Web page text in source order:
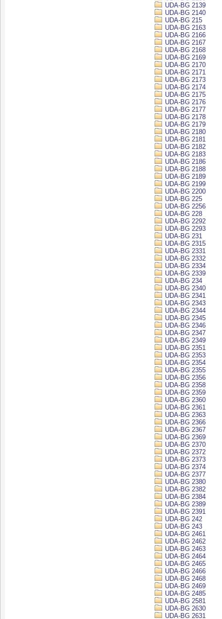
UDA-BG 2139
UDA-BG 2140
UDA-BG 215
UDA-BG 2163
UDA-BG 2166
UDA-BG 2167
UDA-BG 2168
UDA-BG 2169
UDA-BG 2170
UDA-BG 2171
UDA-BG 2173
UDA-BG 2174
UDA-BG 2175
UDA-BG 2176
UDA-BG 2177
UDA-BG 2178
UDA-BG 2179
UDA-BG 2180
UDA-BG 2181
UDA-BG 2182
UDA-BG 2183
UDA-BG 2186
UDA-BG 2188
UDA-BG 2189
UDA-BG 2199
UDA-BG 2200
UDA-BG 225
UDA-BG 2256
UDA-BG 228
UDA-BG 2292
UDA-BG 2293
UDA-BG 231
UDA-BG 2315
UDA-BG 2331
UDA-BG 2332
UDA-BG 2334
UDA-BG 2339
UDA-BG 234
UDA-BG 2340
UDA-BG 2341
UDA-BG 2343
UDA-BG 2344
UDA-BG 2345
UDA-BG 2346
UDA-BG 2347
UDA-BG 2349
UDA-BG 2351
UDA-BG 2353
UDA-BG 2354
UDA-BG 2355
UDA-BG 2356
UDA-BG 2358
UDA-BG 2359
UDA-BG 2360
UDA-BG 2361
UDA-BG 2363
UDA-BG 2366
UDA-BG 2367
UDA-BG 2369
UDA-BG 2370
UDA-BG 2372
UDA-BG 2373
UDA-BG 2374
UDA-BG 2377
UDA-BG 2380
UDA-BG 2382
UDA-BG 2384
UDA-BG 2389
UDA-BG 2391
UDA-BG 242
UDA-BG 243
UDA-BG 2461
UDA-BG 2462
UDA-BG 2463
UDA-BG 2464
UDA-BG 2465
UDA-BG 2466
UDA-BG 2468
UDA-BG 2469
UDA-BG 2485
UDA-BG 2581
UDA-BG 2630
UDA-BG 2631